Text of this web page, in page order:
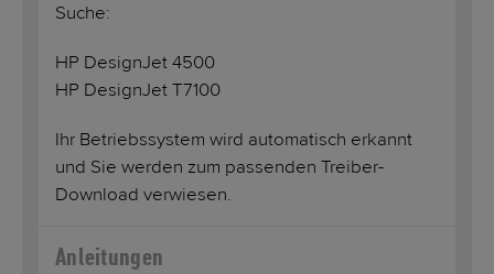
Suche:
HP DesignJet 4500
HP DesignJet T7100
Ihr Betriebssystem wird automatisch erkannt
und Sie werden zum passenden Treiber-
Download verwiesen.
Anleitungen